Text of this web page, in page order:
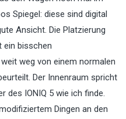
Spiegel: diese sind digital
Ansicht. Die Platzierung
ein bisschen
weg von einem normalen
Der Innenraum spricht
des IONIQ 5 wie ich finde.
Dingen an den